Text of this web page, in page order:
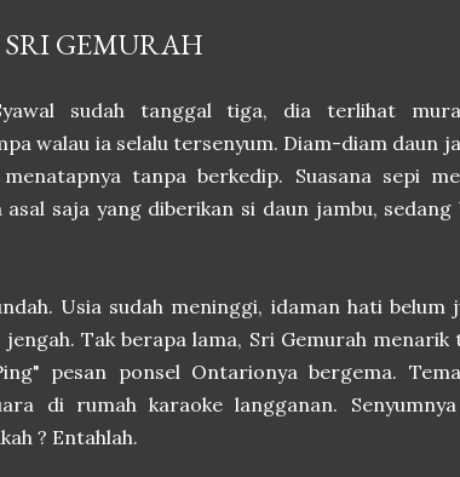
SRI GEMURAH
sudah tanggal tiga, dia terlihat
walau ia selalu tersenyum. Diam-diam daun
tanpa berkedip. Suasana sepi
asal saja yang diberikan si daun jambu,
Usia sudah meninggi, idaman hati belum
jengah. Tak berapa lama, Sri Gemurah menarik
pesan ponsel Ontarionya bergema.
di rumah karaoke langganan.
? Entahlah.